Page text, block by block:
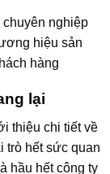
nghiệp
hiệu sản
hàng
lại
thiệu chi tiết về
trò hết sức quan
hầu hết công ty